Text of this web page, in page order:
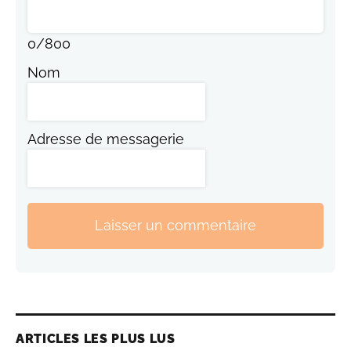
0/800
Nom
Adresse de messagerie
Laisser un commentaire
ARTICLES LES PLUS LUS